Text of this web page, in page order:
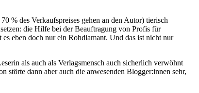
% des Verkaufspreises gehen an den Autor) tierisch
die Hilfe bei der Beauftragung von Profis für
eben doch nur ein Rohdiamant. Und das ist nicht nur
als auch als Verlagsmensch auch sicherlich verwöhnt
dann aber auch die anwesenden Blogger:innen sehr,